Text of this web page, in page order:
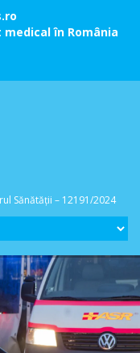
în România
Sănătății – 12191/2024